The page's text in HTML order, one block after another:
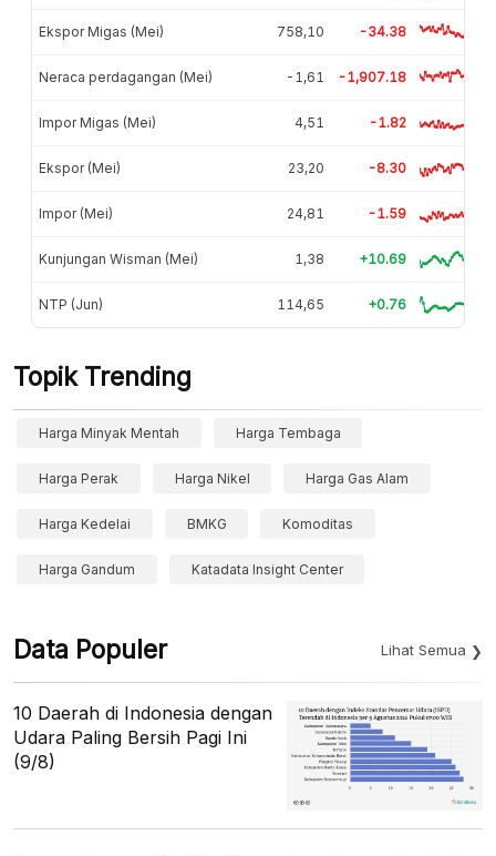
Ekspor Migas (Mei) 758,10 -34.38
Neraca perdagangan (Mei) -1,61 -1,907.18
Impor Migas (Mei) 4,51 -1.82
Ekspor (Mei) 23,20 -8.30
Impor (Mei) 24,81 -1.59
Kunjungan Wisman (Mei) 1,38 +10.69
NTP (Jun) 114,65 +0.76
Topik Trending
Harga Minyak Mentah Harga Tembaga
Harga Perak Harga Nikel Harga Gas Alam
Harga Kedelai BMKG Komoditas
Harga Gandum Katadata Insight Center
Data Populer Lihat Semua
10 Daerah di Indonesia dengan
Udara Paling Bersih Pagi Ini
(9/8)